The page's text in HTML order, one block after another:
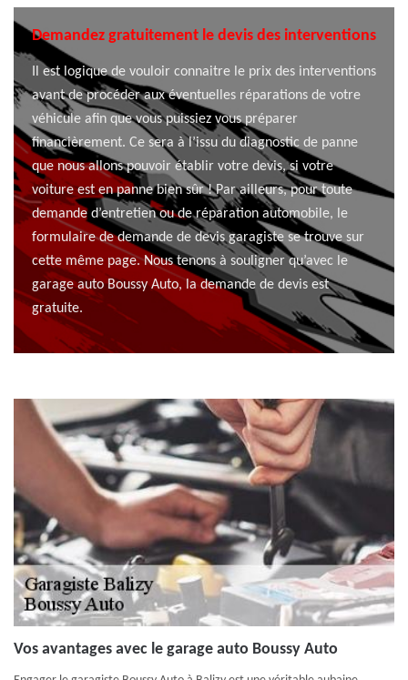
Demandez gratuitement le devis des interventions
Il est logique de vouloir connaitre le prix des interventions
avant de procéder aux éventuelles réparations de votre
véhicule afin que vous puissiez vous préparer
financièrement. Ce sera à l’issu du diagnostic de panne
que nous allons pouvoir établir votre devis, si votre
voiture est en panne bien sûr ! Par ailleurs, pour toute
demande d’entretien ou de réparation automobile, le
formulaire de demande de devis garagiste se trouve sur
cette même page. Nous tenons à souligner qu’avec le
garage auto Boussy Auto, la demande de devis est
gratuite.
Vos avantages avec le garage auto Boussy Auto